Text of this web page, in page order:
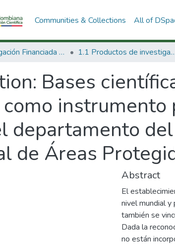
Communities & Collections All of
1. Investigación Financiada con Recursos Públicos 1.1 Productos de investigación
Bases
instrumento
departamento
de Áreas
Abstract
El
nivel mundial y
también se
Dada la
no están